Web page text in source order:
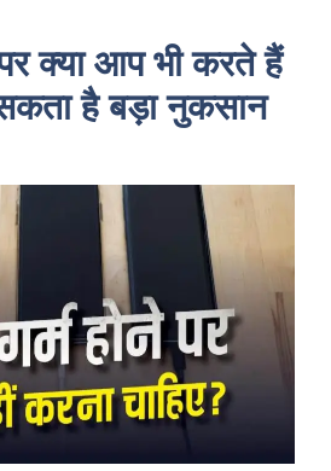
क्या आप भी करते हैं
है बड़ा नुकसान